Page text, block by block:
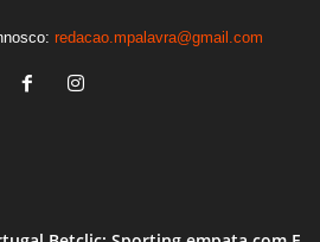
redacao.mpalavra@gmail.com